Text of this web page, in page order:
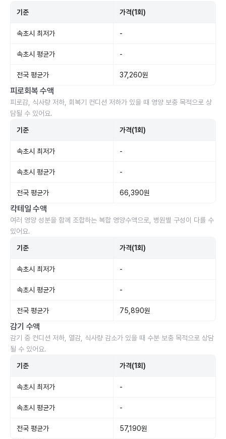
기준 가격(1회)
속초시 최저가 -
속초시 평균가 -
전국 평균가 37,260원
피로회복 수액
피로감, 식사량 저하, 회복기 컨디션 저하가 있을 때 영양 보충 목적으로 상
담될 수 있어요.
기준 가격(1회)
속초시 최저가 -
속초시 평균가 -
전국 평균가 66,390원
칵테일 수액
여러 영양 성분을 함께 조합하는 복합 영양수액으로, 병원별 구성이 다를 수
있어요.
기준 가격(1회)
속초시 최저가 -
속초시 평균가 -
전국 평균가 75,890원
감기 수액
감기 중 컨디션 저하, 열감, 식사량 감소가 있을 때 수분 보충 목적으로 상담
될 수 있어요.
기준 가격(1회)
속초시 최저가 -
속초시 평균가 -
전국 평균가 57,190원